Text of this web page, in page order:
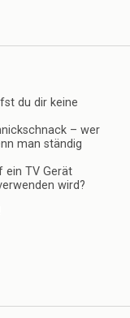
du dir keine
– wer
man ständig
ein TV Gerät
wird?